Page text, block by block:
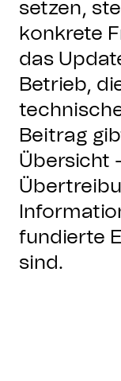
setzen,
konkrete
das
Betrieb,
Beitrag
Übersicht
fundierte
sind.